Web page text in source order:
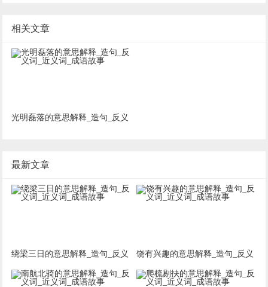
相关文章
光明磊落的意思解释_造句_反义
最新文章
绕梁三日的意思解释_造句_反义
词_近义词_成语故事
饶有兴趣的意思解释_造句_反义
词_近义词_成语故事